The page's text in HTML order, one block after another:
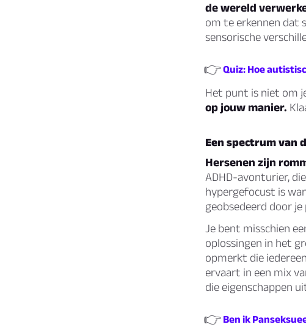
de wereld
om te erkennen dat
sensorische
👉Quiz: Hoe
Het punt is niet om
op jouw manier.
Een spectrum van
Hersenen zijn
ADHD-avonturier,
hypergefocust is
geobsedeerd door
Je bent misschien
oplossingen in het
opmerkt die
ervaart in een mix
die eigenschappen
👉 Ben ik